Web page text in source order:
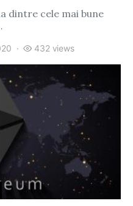
dintre cele mai bune
432 views